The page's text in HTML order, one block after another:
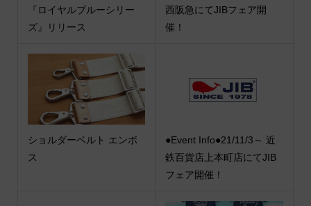
『ロイヤルブルーシリー
ズ』リリース
西阪急にてJIBフェア開
催！
ショルダーベルト エンボ
ス
●Event Info●21/11/3～ 近
鉄百貨店上本町店にてJIB
フェア開催！